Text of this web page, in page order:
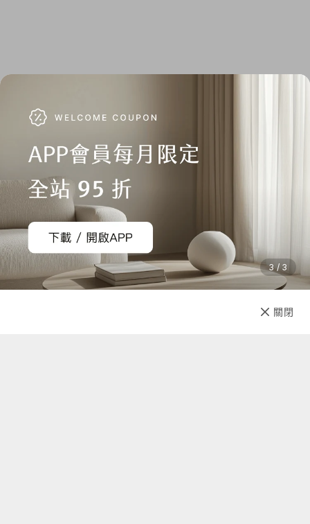
3 / 3
關閉